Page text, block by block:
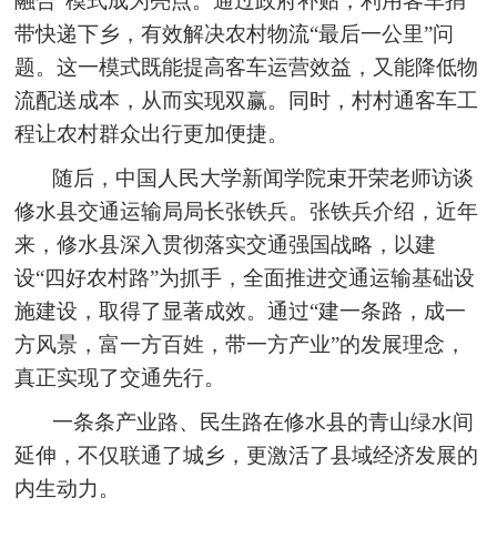
带快递下乡，有效解决农村物流“最后一公里”问
题。这一模式既能提高客车运营效益，又能降低物
流配送成本，从而实现双赢。同时，村村通客车工
程让农村群众出行更加便捷。
随后，中国人民大学新闻学院束开荣老师访谈
修水县交通运输局局长张铁兵。张铁兵介绍，近年
来，修水县深入贯彻落实交通强国战略，以建
设“四好农村路”为抓手，全面推进交通运输基础设
施建设，取得了显著成效。通过“建一条路，成一
方风景，富一方百姓，带一方产业”的发展理念，
真正实现了交通先行。
一条条产业路、民生路在修水县的青山绿水间
延伸，不仅联通了城乡，更激活了县域经济发展的
内生动力。